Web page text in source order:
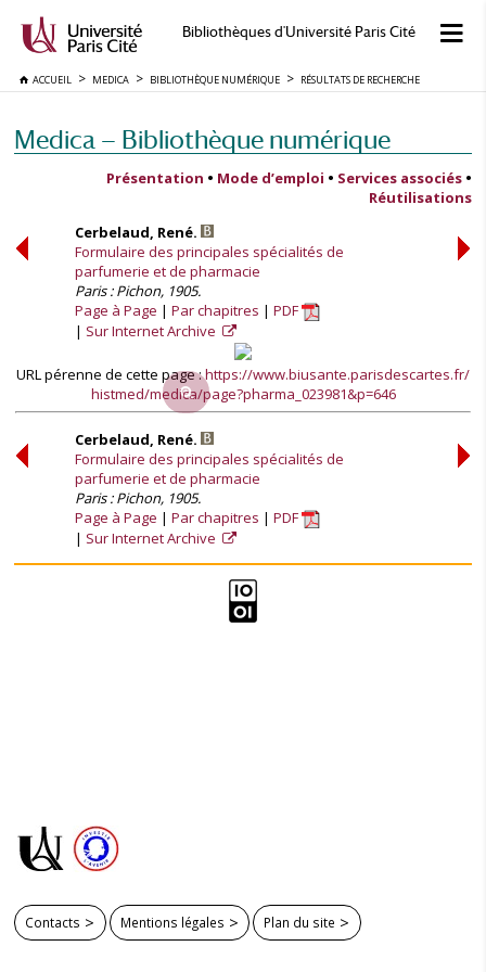
Bibliothèques d'Université Paris Cité
ACCUEIL MEDICA BIBLIOTHÈQUE NUMÉRIQUE RÉSULTATS DE RECHERCHE
Medica — Bibliothèque numérique
Présentation • Mode d’emploi • Services associés •
Réutilisations
Cerbelaud, René.
Formulaire des principales spécialités de
parfumerie et de pharmacie
Paris : Pichon, 1905.
Page à Page
Par chapitres
PDF
Sur Internet Archive
URL pérenne de cette page :https://www.biusante.parisdescartes.fr/
histmed/medica/page?pharma_023981&p=646
Cerbelaud, René.
Formulaire des principales spécialités de
parfumerie et de pharmacie
Paris : Pichon, 1905.
Page à Page
Par chapitres
PDF
Sur Internet Archive
Contacts Mentions légales Plan du site